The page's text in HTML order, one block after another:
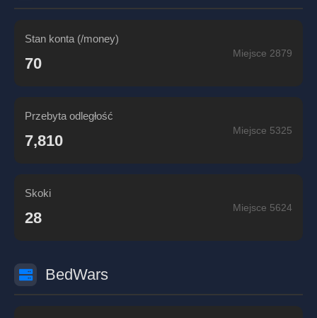
Stan konta (/money)
70
Miejsce 2879
Przebyta odległość
7,810
Miejsce 5325
Skoki
28
Miejsce 5624
BedWars